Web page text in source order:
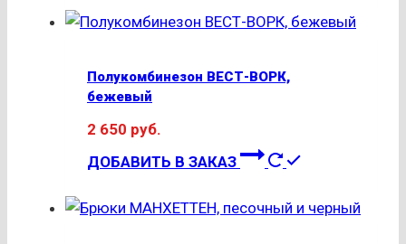
странице
имеет
на
товара.
Полукомбинезон ВЕСТ-ВОРК,
бежевый
2 650 руб.
ДОБАВИТЬ В ЗАКАЗ
Этот
имеет